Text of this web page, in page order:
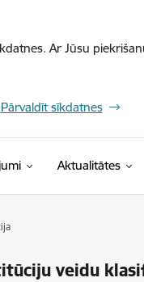
Ar Jūsu
Pārvaldīt sīkdatnes
Aktualitātes
veidu